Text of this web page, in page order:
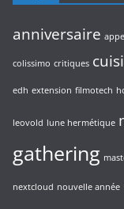
anniversaire
colissimo critiques
edh extension filmotech
leovold lune hermétique
gathering
nextcloud nouvelle année